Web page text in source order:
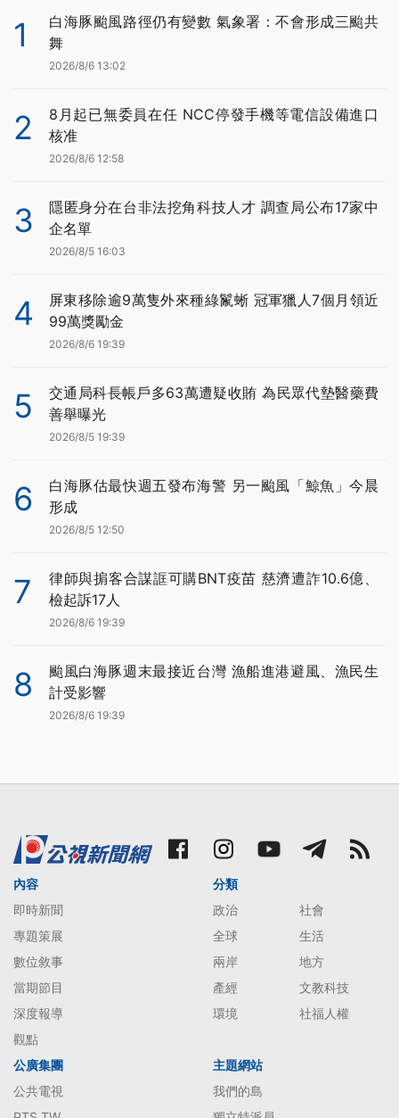
1
白海豚颱風路徑仍有變數 氣象署：不會形成三颱共
舞
2026/8/6 13:02
2
8月起已無委員在任 NCC停發手機等電信設備進口
核准
2026/8/6 12:58
3
隱匿身分在台非法挖角科技人才 調查局公布17家中
企名單
2026/8/5 16:03
4
屏東移除逾9萬隻外來種綠鬣蜥 冠軍獵人7個月領近
99萬獎勵金
2026/8/6 19:39
5
交通局科長帳戶多63萬遭疑收賄 為民眾代墊醫藥費
善舉曝光
2026/8/5 19:39
6
白海豚估最快週五發布海警 另一颱風「鯨魚」今晨
形成
2026/8/5 12:50
7
律師與掮客合謀誆可購BNT疫苗 慈濟遭詐10.6億、
檢起訴17人
2026/8/6 19:39
8
颱風白海豚週末最接近台灣 漁船進港避風、漁民生
計受影響
2026/8/6 19:39
內容
即時新聞
專題策展
數位敘事
當期節目
深度報導
觀點
分類
政治
社會
全球
生活
兩岸
地方
產經
文教科技
環境
社福人權
公廣集團
公共電視
主題網站
我們的島